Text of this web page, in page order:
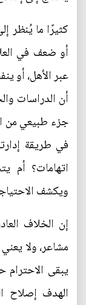
كثيرًا ما يُنظر
أو ضعف في
عبر الأهل، أو
أن الدراسات
جزء طبيعي من
في طريقة
اتهامات؟ أم
ويكشف
إن الخلاف
مشاعر، ولا
يبقى
الهدف إصلاح